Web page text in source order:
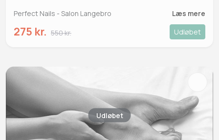
Perfect Nails - Salon Langebro Læs mere
275 kr. 550 kr. Udløbet
Udløbet